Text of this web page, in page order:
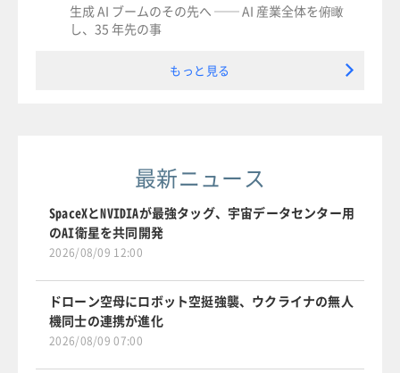
生成 AI ブームのその先へ ── AI 産業全体を俯瞰
し、35 年先の事
もっと見る
最新ニュース
SpaceXとNVIDIAが最強タッグ、宇宙データセンター用
のAI衛星を共同開発
2026/08/09 12:00
ドローン空母にロボット空挺強襲、ウクライナの無人
機同士の連携が進化
2026/08/09 07:00